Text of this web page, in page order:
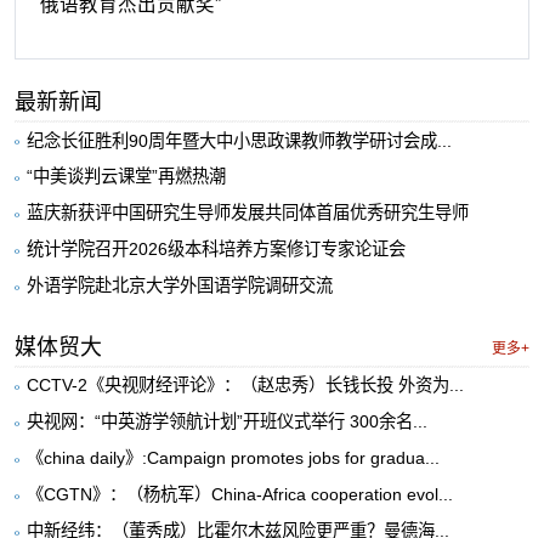
最新新闻
纪念长征胜利90周年暨大中小思政课教师教学研讨会成...
“中美谈判云课堂”再燃热潮
蓝庆新获评中国研究生导师发展共同体首届优秀研究生导师
统计学院召开2026级本科培养方案修订专家论证会
外语学院赴北京大学外国语学院调研交流
媒体贸大 更多+
CCTV-2《央视财经评论》：（赵忠秀）长钱长投 外资为...
央视网：“中英游学领航计划”开班仪式举行 300余名...
《china daily》:Campaign promotes jobs for gradua...
《CGTN》：（杨杭军）China-Africa cooperation evol...
中新经纬：（董秀成）比霍尔木兹风险更严重？曼德海...